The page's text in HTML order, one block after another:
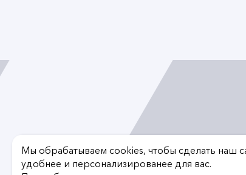
Мы обрабатываем cookies, чтобы сделать наш
удобнее и персонализированее для вас.